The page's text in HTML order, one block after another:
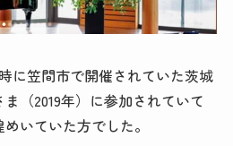
に笠間市で開催されていた茨城
（2019年）に参加されていて
いていた方でした。